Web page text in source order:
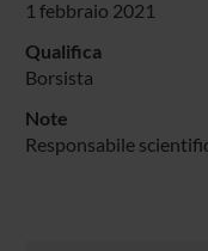
1 febbraio 2021
Qualifica
Borsista
Note
Responsabile